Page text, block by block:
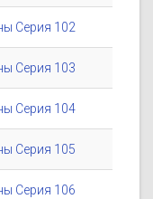
Серия 102
Серия 103
Серия 104
Серия 105
Серия 106